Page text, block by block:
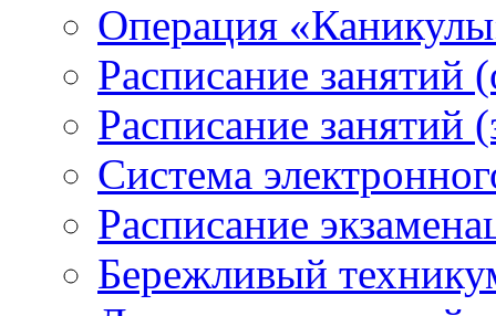
Операция
Расписание занятий
Расписание занятий
Система
Расписание
Бережливый